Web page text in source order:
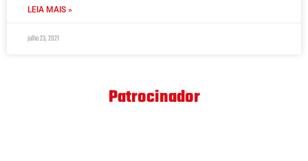
LEIA MAIS »
julho 23, 2021
Patrocinador